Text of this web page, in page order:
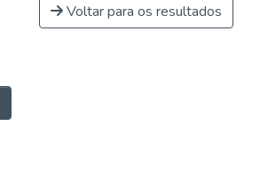
Voltar para os resultados